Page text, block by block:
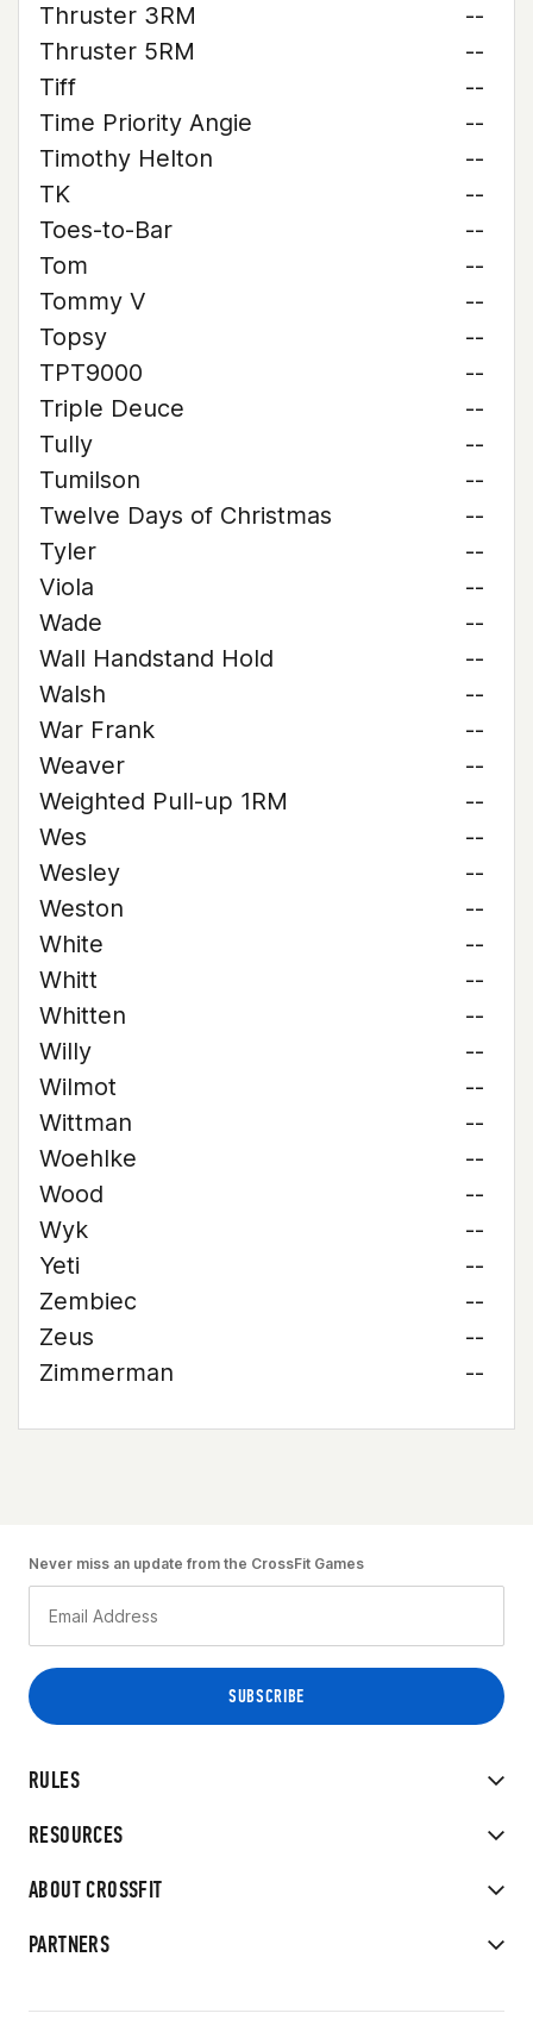
Thruster 3RM
--
Thruster 5RM
--
Tiff
--
Time Priority Angie
--
Timothy Helton
--
TK
--
Toes-to-Bar
--
Tom
--
Tommy V
--
Topsy
--
TPT9000
--
Triple Deuce
--
Tully
--
Tumilson
--
Twelve Days of Christmas
--
Tyler
--
Viola
--
Wade
--
Wall Handstand Hold
--
Walsh
--
War Frank
--
Weaver
--
Weighted Pull-up 1RM
--
Wes
--
Wesley
--
Weston
--
White
--
Whitt
--
Whitten
--
Willy
--
Wilmot
--
Wittman
--
Woehlke
--
Wood
--
Wyk
--
Yeti
--
Zembiec
--
Zeus
--
Zimmerman
--
RULES
RESOURCES
ABOUT CROSSFIT
PARTNERS
Never miss an update from the CrossFit Games